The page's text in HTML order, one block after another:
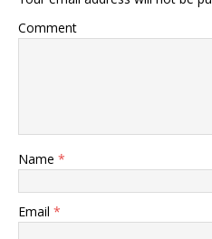
Comment
Name *
Email *